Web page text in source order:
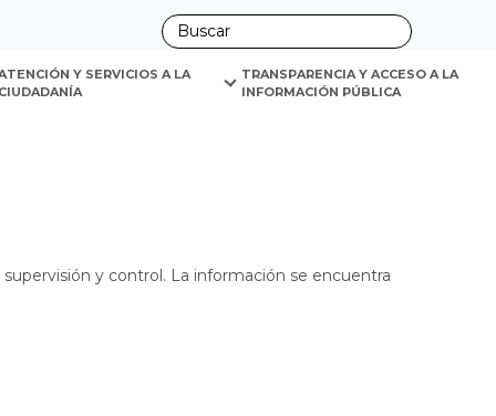
Y SERVICIOS A LA
CIUDADANÍA
TRANSPARENCIA Y ACCESO A LA
INFORMACIÓN PÚBLICA
auditoría.
y control. La información se encuentra